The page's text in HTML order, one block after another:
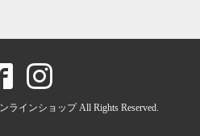
ラインショップ All Rights Reserved.